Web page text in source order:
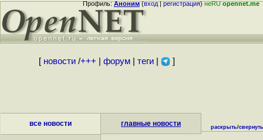
Профиль:Аноним(вход|регистрация)неRUopennet.me
[ новости/+++ форум| теги| ]
все новости главные новости раскрыть/свернуть